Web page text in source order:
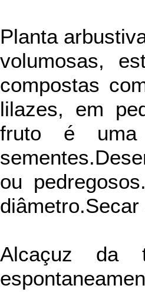
Planta
volumosas,
compostas
lilazes, em
fruto é uma
ou
Alcaçuz da